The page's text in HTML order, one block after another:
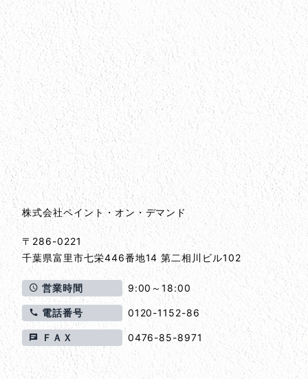
会社情報とサイトマップ
会社情報
株式会社ペイント・オン・デマンド
〒286-0221
千葉県富里市七栄446番地14 第二相川ビル102
営業時間 9:00～18:00
電話番号 0120-1152-86
ＦＡＸ 0476-85-8971